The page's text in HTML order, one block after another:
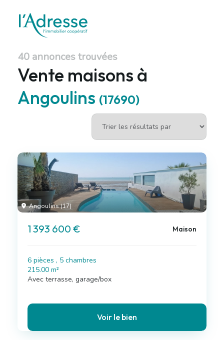
40 annonces trouvées
Vente maisons à
Angoulins (17690)
Angoulins (17)
1 393 600 € Maison
6 pièces , 5 chambres
215.00 m²
Avec terrasse, garage/box
Voir le bien